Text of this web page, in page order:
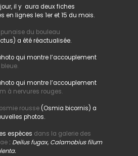
jour, il y aura deux fiches
en lignes les 1er et 15 du mois.
du bouleau
a été réactualisée.
qui montre l’accouplement
qui montre l’accouplement
à nervures rouges.
rousse(Osmia bicornis) a
photos.
espèces dans la galerie des
: Deilus fugax, Calamobius filum